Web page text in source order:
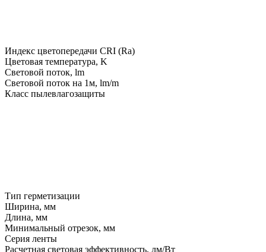
Индекс цветопередачи CRI (Ra)
Цветовая температура, K
Световой поток, lm
Световой поток на 1м, lm/m
Класс пылевлагозащиты
Тип герметизации
Ширина, мм
Длина, мм
Минимальный отрезок, мм
Серия ленты
Расчетная световая эффективность, лм/Вт